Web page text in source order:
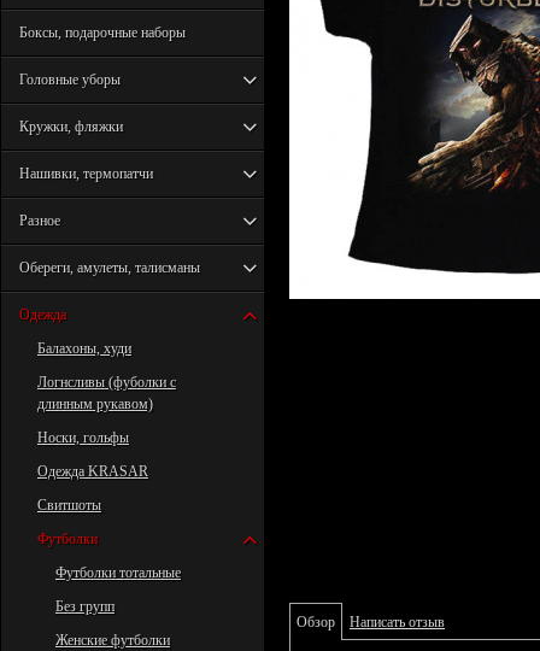
Боксы, подарочные наборы
Головные уборы
Кружки, фляжки
Нашивки, термопатчи
Разное
Обереги, амулеты, талисманы
Одежда
Балахоны, худи
Логнсливы (фуболки с
длинным рукавом)
Носки, гольфы
Одежда KRASAR
Свитшоты
Футболки
Футболки тотальные
Без групп
Женские футболки
Обзор Написать отзыв